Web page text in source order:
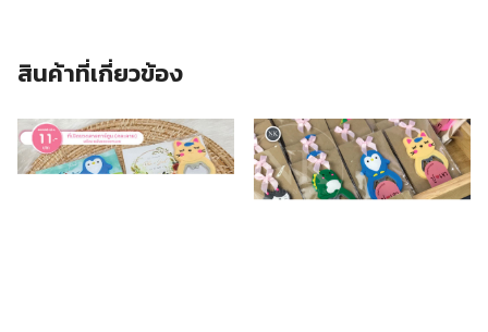
สินค้าที่เกี่ยวข้อง